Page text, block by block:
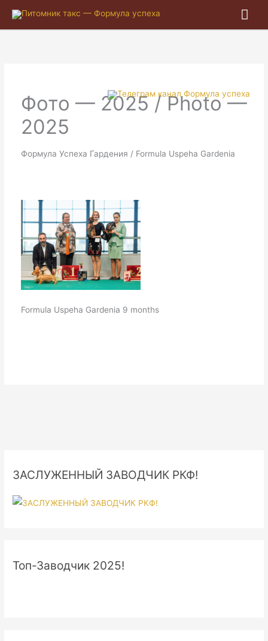
Фото — 2025 / Photo —
2025
Формула Успеха Гардения / Formula Uspeha Gardenia
Formula Uspeha Gardenia 9 months
ЗАСЛУЖЕННЫЙ ЗАВОДЧИК РКФ!
Топ-Заводчик 2025!